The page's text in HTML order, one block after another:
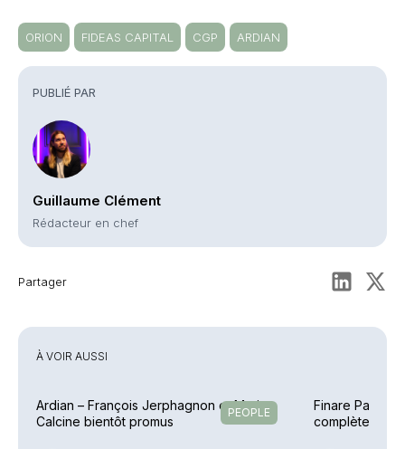
PUBLIÉ PAR
Guillaume Clément
Rédacteur en chef
Partager
ORION FIDEAS CAPITAL CGP ARDIAN
À VOIR AUSSI
PEOPLE
Ardian – François Jerphagnon et Marion
Calcine bientôt promus
Finare
complète la